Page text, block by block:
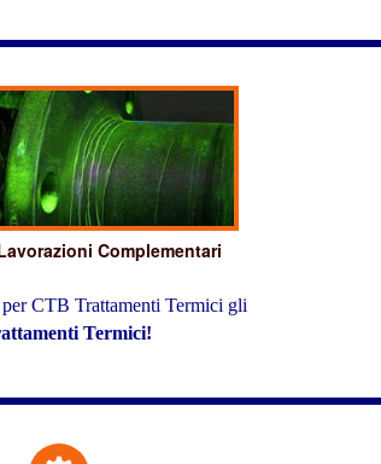
Complementari
CTB Trattamenti Termici gli
Termici!